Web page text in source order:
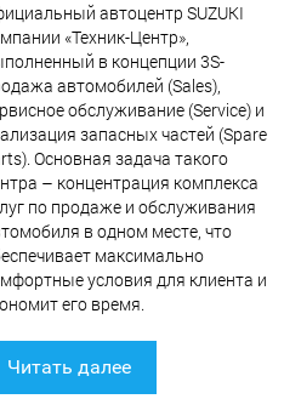
автоцентр SUZUKI
«Техник-Центр»,
в концепции 3S-
автомобилей (Sales),
обслуживание (Service) и
запасных частей (Spare
Основная задача такого
– концентрация комплекса
по продаже и обслуживания
в одном месте, что
максимально
условия для клиента и
его время.
Читать далее